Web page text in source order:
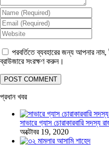
পরবর্তিতে ব্যবহারের জন্য আপনার
ব্রাউজারে সংরক্ষণ করুন।
প্রধান খবর
সাভারে গ্যাস চোরাকারবারি সদস্য
অক্টোবর 19, 2020